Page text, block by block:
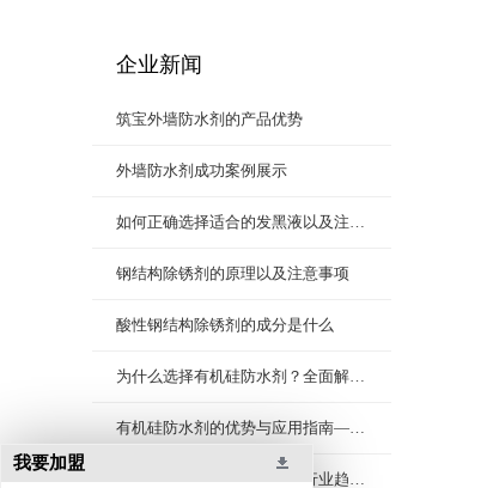
企业新闻
筑宝外墙防水剂的产品优势
外墙防水剂成功案例展示
如何正确选择适合的发黑液以及注意事项
钢结构除锈剂的原理以及注意事项
酸性钢结构除锈剂的成分是什么
为什么选择有机硅防水剂？全面解析高效防水解决方案
有机硅防水剂的优势与应用指南——建筑防水的理想选择
移动厕所发泡液技术突破与行业趋势——专业厂家助力智慧卫生升级
我要加盟